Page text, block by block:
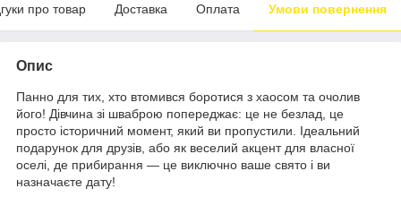
про товар Доставка Оплата Умови повернення
Опис
Панно для тих, хто втомився боротися з хаосом та очолив
його! Дівчина зі шваброю попереджає: це не безлад, це
просто історичний момент, який ви пропустили. Ідеальний
подарунок для друзів, або як веселий акцент для власної
оселі, де прибирання — це виключно ваше свято і ви
назначаєте дату!